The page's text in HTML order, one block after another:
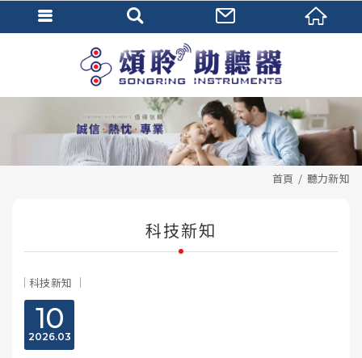
首頁 聽力新知
科技新知
科技新知
10
03
2026